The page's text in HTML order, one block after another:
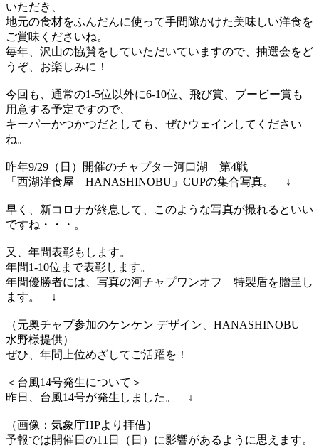
いただき、
地元の食材をふんだんに使って手間隙かけた美味しい洋食を
ご賞味くださいね。
毎年、沢山の協賛をしていただいていますので、抽選会をど
うぞ、お楽しみに！
今回も、通常の1-5位以外に6-10位、飛び賞、ブービー賞も
用意する予定ですので、
キーパーかつかつだとしても、ぜひウェインしてください
ね。
昨年9/29（日）開催のチャプター河口湖 第4戦
「西湖洋食屋 HANASHINOBU」CUPの集合写真。 ↓
早く、新コロナが終息して、このような写真が撮れるといい
ですね・・・。
又、年間表彰もします。
年間1-10位まで表彰します。
年間優勝者には、写真の河チャプワンオフ 特製盾を贈呈し
ます。 ↓
（元奥チャプ参加のケンケン デザイン、HANASHINOBU
水野様提供）
ぜひ、年間上位めざしてご活躍を！
＜台風14号発生について＞
昨日、台風14号が発生しました。 ↓
（画像：気象庁HPより拝借）
予報では開催日の11日（日）に影響があるように思えます。